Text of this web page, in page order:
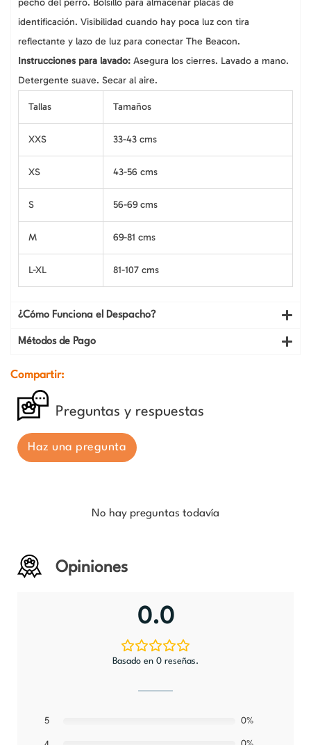
pecho del perro. Bolsillo para almacenar placas de
identificación. Visibilidad cuando hay poca luz con tira
reflectante y lazo de luz para conectar The Beacon.
Instrucciones para lavado: Asegura los cierres. Lavado a mano.
Detergente suave. Secar al aire.
Tallas Tamaños
XXS 33-43 cms
XS 43-56 cms
S 56-69 cms
M 69-81 cms
L-XL 81-107 cms
¿Cómo Funciona el Despacho?
Métodos de Pago
Compartir:
Preguntas y respuestas
Haz una pregunta
No hay preguntas todavía
Opiniones
0.0
Basado en 0 reseñas.
5 0%